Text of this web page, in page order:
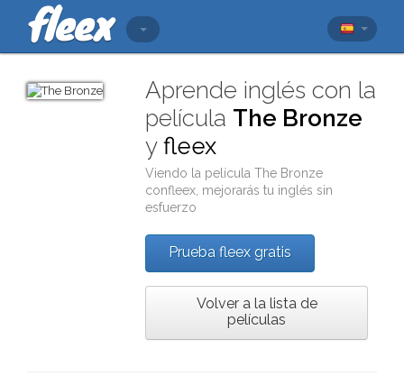
Aprende inglés con la
película The Bronze
yfleex
Viendo la películaThe Bronze
confleex , mejorarás tu inglés sin
esfuerzo
Prueba fleex gratis
Volver a la lista de
películas